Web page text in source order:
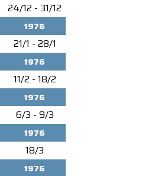
24/12 - 31/12
1976
21/1 - 28/1
1976
11/2 - 18/2
1976
6/3 - 9/3
1976
18/3
1976